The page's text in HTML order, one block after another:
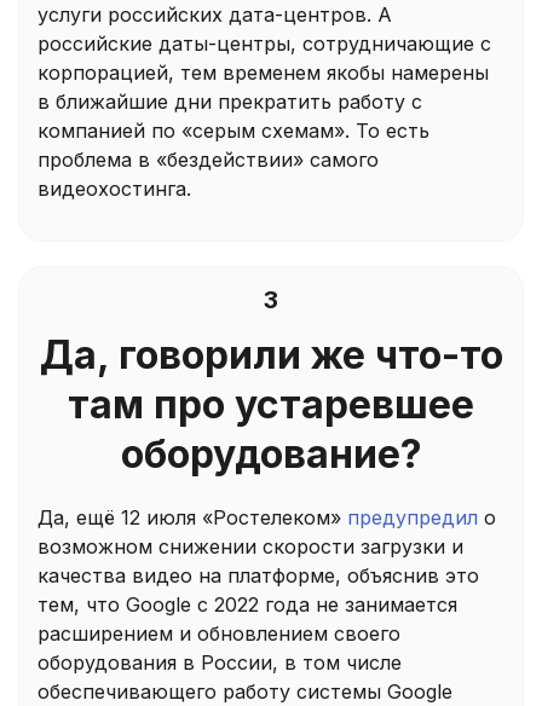
услуги российских дата-центров. А
российские даты-центры, сотрудничающие с
корпорацией, тем временем якобы намерены
в ближайшие дни прекратить работу с
компанией по «серым схемам». То есть
проблема в «бездействии» самого
видеохостинга.
3
Да, говорили же что-то
там про устаревшее
оборудование?
Да, ещё 12 июля «Ростелеком» предупредил о
возможном снижении скорости загрузки и
качества видео на платформе, объяснив это
тем, что Google с 2022 года не занимается
расширением и обновлением своего
оборудования в России, в том числе
обеспечивающего работу системы Google